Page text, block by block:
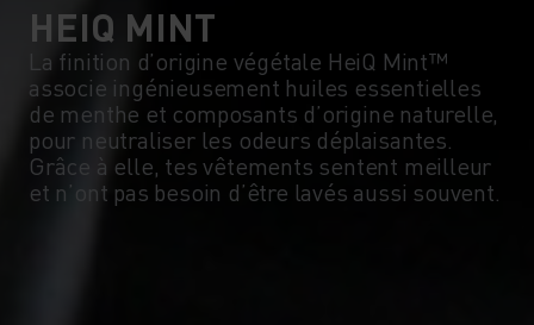
HEIQ MINT
La finition d’origine végétale HeiQ Mint™
associe ingénieusement huiles essentielles
de menthe et composants d’origine naturelle,
pour neutraliser les odeurs déplaisantes.
Grâce à elle, tes vêtements sentent meilleur
et n’ont pas besoin d’être lavés aussi souvent.